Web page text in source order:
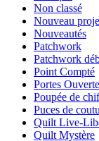
Non classé
Nouveau
Nouveautés
Patchwork
Patchwork
Point Compté
Portes
Poupée de
Puces de
Quilt Live-
Quilt Mystère